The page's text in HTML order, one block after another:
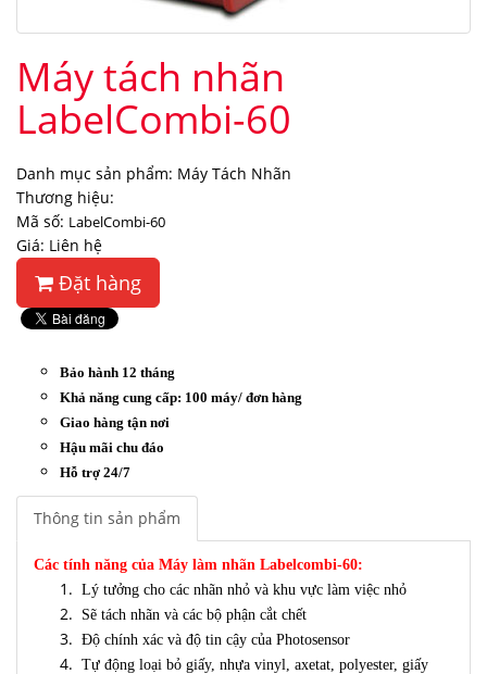
Máy tách nhãn
LabelCombi-60
Danh mục sản phẩm: Máy Tách Nhãn
Thương hiệu:
Mã số: LabelCombi-60
Giá: Liên hệ
Đặt hàng
Bảo hành 12 tháng
Khả năng cung cấp: 100 máy/ đơn hàng
Giao hàng tận nơi
Hậu mãi chu đáo
Hỗ trợ 24/7
Thông tin sản phẩm
Các tính năng của Máy làm nhãn Labelcombi-60:
Lý tưởng cho các nhãn nhỏ và khu vực làm việc nhỏ
Sẽ tách nhãn và các bộ phận cắt chết
Độ chính xác và độ tin cậy của Photosensor
Tự động loại bỏ giấy, nhựa vinyl, axetat, polyester, giấy